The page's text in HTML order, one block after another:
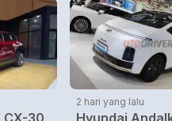
2 hari yang lalu